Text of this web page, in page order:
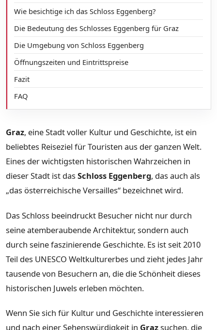
Wie besichtige ich das Schloss Eggenberg?
Die Bedeutung des Schlosses Eggenberg für Graz
Die Umgebung von Schloss Eggenberg
Öffnungszeiten und Eintrittspreise
Fazit
FAQ
Graz, eine Stadt voller Kultur und Geschichte, ist ein
beliebtes Reiseziel für Touristen aus der ganzen Welt.
Eines der wichtigsten historischen Wahrzeichen in
dieser Stadt ist dasSchloss Eggenberg, das auch als
„das österreichische Versailles“ bezeichnet wird.
Das Schloss beeindruckt Besucher nicht nur durch
seine atemberaubende Architektur, sondern auch
durch seine faszinierende Geschichte. Es ist seit 2010
Teil des UNESCO Weltkulturerbes und zieht jedes Jahr
tausende von Besuchern an, die die Schönheit dieses
historischen Juwels erleben möchten.
Wenn Sie sich für Kultur und Geschichte interessieren
und nach einer Sehenswürdigkeit in Grazsuchen, die